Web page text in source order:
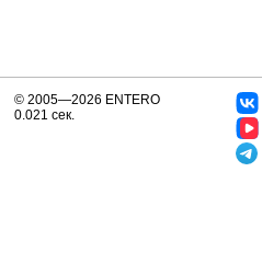
© 2005—2026 ENTERO
0.021 сек.